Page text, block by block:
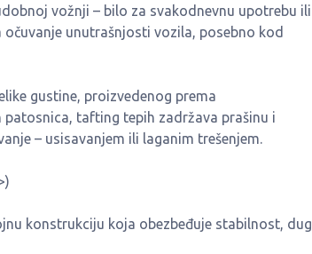
vožnji – bilo za svakodnevnu upotrebu ili
unutrašnjosti vozila, posebno kod
gustine, proizvedenog prema
tafting tepih zadržava prašinu i
– usisavanjem ili laganim trešenjem.
konstrukciju koja obezbeđuje stabilnost, dug